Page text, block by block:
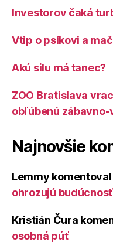
Investorov čaká
Vtip o psíkovi a
Akú silu má tanec?
ZOO Bratislava
obľúbenú
Najnovšie
Lemmy komentoval
ohrozujú
Kristián Čura
osobná púť